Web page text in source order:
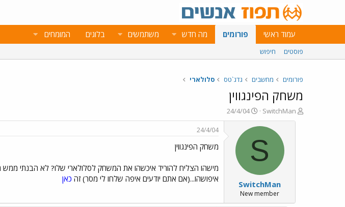
עמוד ראשי פורומים מה חדש משתמשים בלוגים המומחים
פוסטים חיפוש
פורומים מחשבים גדג`טס סלולארי
משחק הפינגווין
פ
ו
SwitchMan
פ
ו
ר
א
ר
י
ך
24/4/04
S
SwitchMan
New member
24/4/04
משחק הפינגווין
מישהו הצליח להוריד איכשהו את המשחק לסלולארי שלו? לא הבנתי
איפושהו...(אם אתם יודעים איפה שלחו לי מסר) זה כאן